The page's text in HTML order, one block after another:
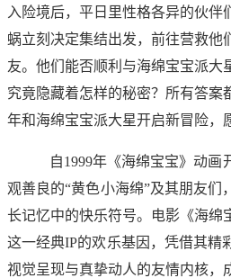
入险境后，平日里性格各异的伙
蜗立刻决定集结出发，前往营救他
友。他们能否顺利与海绵宝宝派大
究竟隐藏着怎样的秘密？所有答案
年和海绵宝宝派大星开启新冒险，
自1999年《海绵宝宝》动画
观善良的“黄色小海绵”及其朋友们
长记忆中的快乐符号。电影《海绵
这一经典IP的欢乐基因，凭借其精
视觉呈现与真挚动人的友情内核，